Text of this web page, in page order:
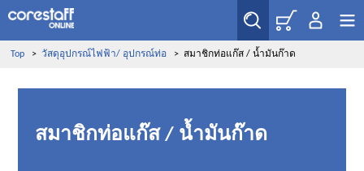
Top > วัสดุอุปกรณ์ไฟฟ้า/ อุปกรณ์ท่อ> สมาชิกท่อแก๊ส / น้ำมันก๊าด
สมาชิกท่อแก๊ส / น้ำมันก๊าด